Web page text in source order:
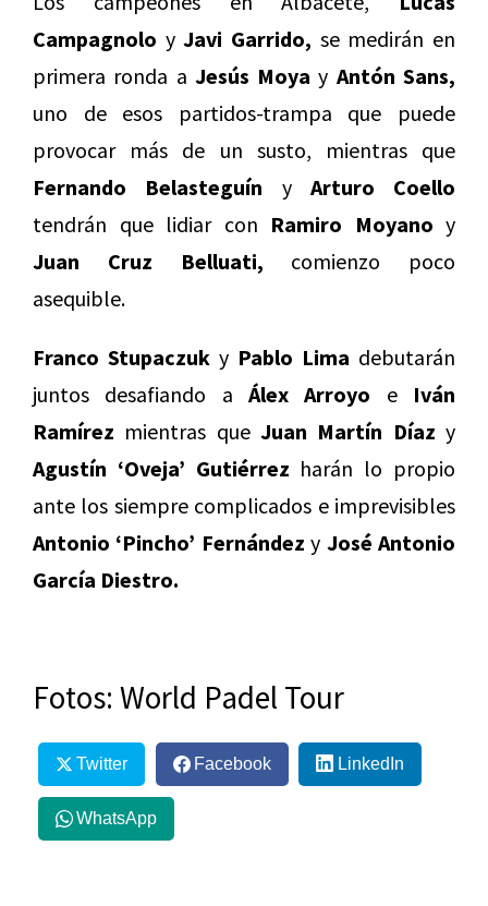
Campagnolo yJavi Garrido, se medirán en
primera ronda a Jesús Moya y Antón Sans,
uno de esos partidos-trampa que puede
provocar más de un susto, mientras que
Fernando Belasteguín y Arturo Coello
tendrán que lidiar con Ramiro Moyano y
Juan Cruz Belluati, comienzo poco
asequible.
Franco Stupaczuk y Pablo Lima debutarán
juntos desafiando a Álex Arroyo e Iván
Ramírez mientras que Juan Martín Díaz y
Agustín ‘Oveja’ Gutiérrez harán lo propio
ante los siempre complicados e imprevisibles
Antonio ‘Pincho’ Fernández y José Antonio
García Diestro.
Fotos: World Padel Tour
Twitter Facebook LinkedIn
WhatsApp